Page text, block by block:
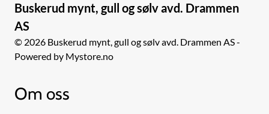
Buskerud mynt, gull og sølv avd. Drammen
AS
© 2026 Buskerud mynt, gull og sølv avd. Drammen AS -
Powered by Mystore.no
Om oss